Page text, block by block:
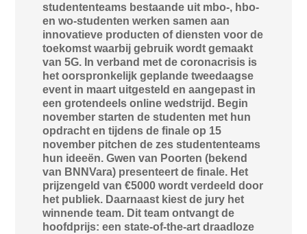
studententeams bestaande uit mbo-, hbo-
en wo-studenten werken samen aan
innovatieve producten of diensten voor de
toekomst waarbij gebruik wordt gemaakt
van 5G. In verband met de coronacrisis is
het oorspronkelijk geplande tweedaagse
event in maart uitgesteld en aangepast in
een grotendeels online wedstrijd. Begin
november starten de studenten met hun
opdracht en tijdens de finale op 15
november pitchen de zes studententeams
hun ideeën. Gwen van Poorten (bekend
van BNNVara) presenteert de finale. Het
prijzengeld van €5000 wordt verdeeld door
het publiek. Daarnaast kiest de jury het
winnende team. Dit team ontvangt de
hoofdprijs: een state-of-the-art draadloze